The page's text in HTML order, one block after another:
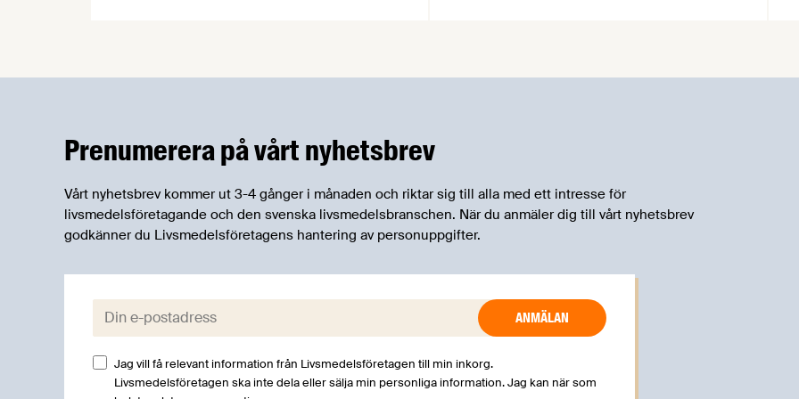
innovationer som stärker Sveriges
livsmedelsförsörjning.
Prenumerera på vårt nyhetsbrev
Vårt nyhetsbrev kommer ut 3-4 gånger i månaden och riktar sig till alla med ett intresse för
livsmedelsföretagande och den svenska livsmedelsbranschen. När du anmäler dig till vårt nyhetsbrev
godkänner du Livsmedelsföretagens hantering av personuppgifter.
E-post:
Jag vill få relevant information från Livsmedelsföretagen till min inkorg.
Livsmedelsföretagen ska inte dela eller sälja min personliga information. Jag kan när som